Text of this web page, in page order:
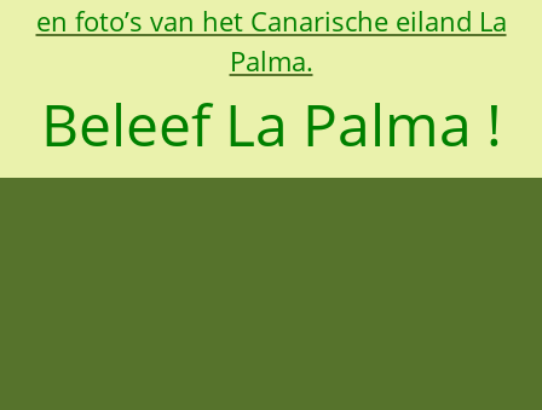
en foto’s van het Canarische eiland La
Palma.
Beleef La Palma !